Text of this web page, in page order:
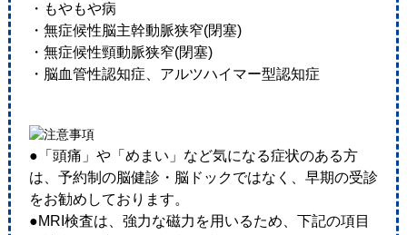
・もやもや病
・無症候性脳主幹動脈狭窄(閉塞)
・無症候性頸動脈狭窄(閉塞)
・脳血管性認知症、アルツハイマー型認知症
●「頭痛」や「めまい」など気になる症状のある方
は、予約制の脳健診・脳ドックではなく、早期の受診
をお勧めしております。
●MRI検査は、強力な磁力を用いるため、下記の項目